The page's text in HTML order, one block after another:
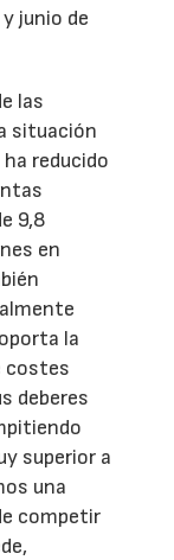
junio de
las
situación
reducido
9,8
en
la
costes
deberes
superior a
una
competir